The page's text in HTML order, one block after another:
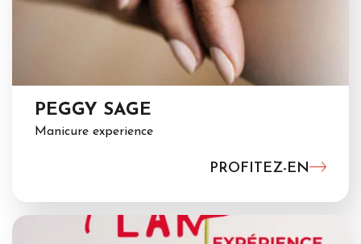
PEGGY SAGE
Manicure experience
PROFITEZ-EN